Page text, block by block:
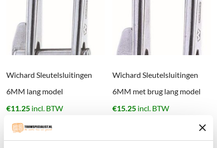
Wichard Sleutelsluitingen
6MM lang model
€11.25 incl. BTW
Binnenkort leverbaar
Wichard Sleutelsluitingen
6MM met brug lang model
€15.25 incl. BTW